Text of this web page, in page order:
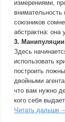
измерениями,
союзников
абстрактна: она
3.
Здесь
использовать
построить
двойными
что вам нужно
кого себя
Читать дальше